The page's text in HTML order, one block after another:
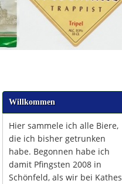
Willkommen
Hier sammele ich alle Biere,
die ich bisher getrunken
habe. Begonnen habe ich
damit Pfingsten 2008 in
Schönfeld, als wir bei Kathes